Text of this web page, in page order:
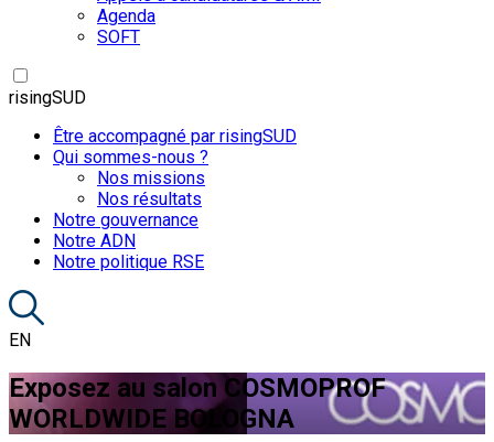
Agenda
SOFT
risingSUD
Être accompagné par risingSUD
Qui sommes-nous ?
Nos missions
Nos résultats
Notre gouvernance
Notre ADN
Notre politique RSE
EN
Exposez au salon COSMOPROF
WORLDWIDE BOLOGNA